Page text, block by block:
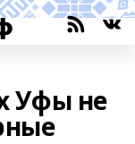
Уфы не